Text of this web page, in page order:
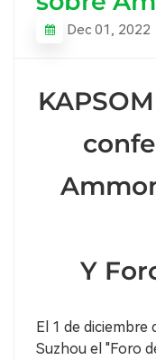
Dec 01, 2022
Y
El 1 de diciembre
Suzhou el "Foro